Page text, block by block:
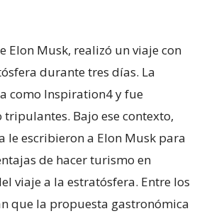
Elon Musk, realizó un viaje con
durante tres días. La
como Inspiration4 y fue
Bajo ese contexto,
le escribieron a Elon Musk para
de hacer turismo en
viaje a la estratósfera. Entre los
que la propuesta gastronómica